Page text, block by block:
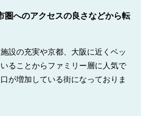
圏へのアクセスの良さなどから転
設の充実や京都、大阪に近くベッ
ることからファミリー層に人気で
が増加している街になっておりま